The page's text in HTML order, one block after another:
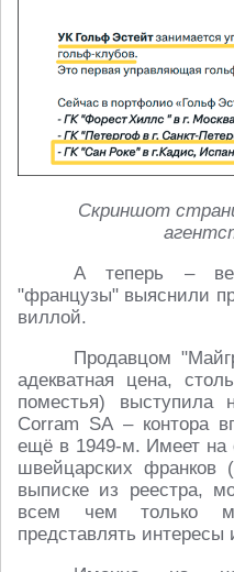
Скриншот
А теперь –
"французы" выяснили
виллой.
Продавцом
адекватная цена,
поместья) выступила
Corram SA – контора
ещё в 1949-м. Имеет на
швейцарских франков
выписке из реестра,
всем чем только
представлять интересы